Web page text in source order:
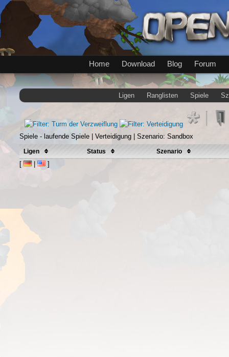
Home Download Blog Forum
Ligen Ranglisten Spiele
Spiele - laufende Spiele | Verteidigung | Szenario: Sandbox
Ligen Status Szenario
[ | ]